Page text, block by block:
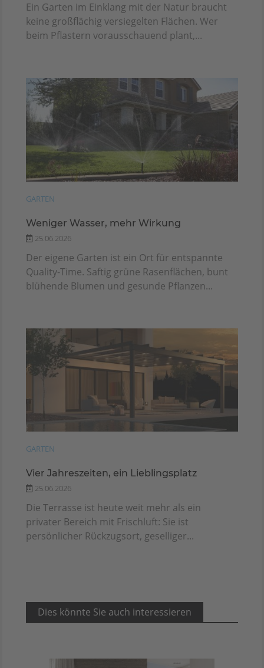
Ein Garten im Einklang mit der Natur braucht
keine großflächig versiegelten Flächen. Wer
beim Pflastern vorausschauend plant,...
GARTEN
Weniger Wasser, mehr Wirkung
25.06.2026
Der eigene Garten ist ein Ort für entspannte
Quality-Time. Saftig grüne Rasenflächen, bunt
blühende Blumen und gesunde Pflanzen...
GARTEN
Vier Jahreszeiten, ein Lieblingsplatz
25.06.2026
Die Terrasse ist heute weit mehr als ein
privater Bereich mit Frischluft: Sie ist
persönlicher Rückzugsort, geselliger...
Dies könnte Sie auch interessieren